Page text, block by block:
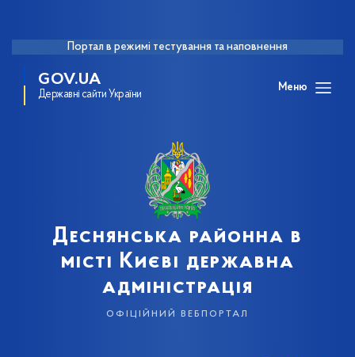
Портал в режимі тестування та наповнення
GOV.UA
Державні сайти України
Меню
Деснянська районна в
місті Києві державна
адміністрація
офіційний вебпортал